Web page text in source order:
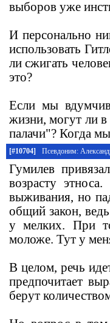
выборов уже
И персонально
использовать
ли сжигать
это?
Если мы
жизни, могут ли в
палачи"? Когда
[#10704] Псевдоним:
Гумилев
возрасту
выживания, но
общий закон,
у мелких. При
моложе. Тут у
В целом, речь
предпочитает
берут